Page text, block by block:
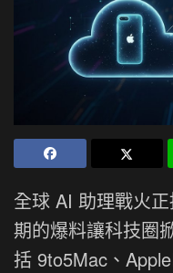
全球 AI 助理戰火
期的爆料讓科技圈
括 9to5Mac、